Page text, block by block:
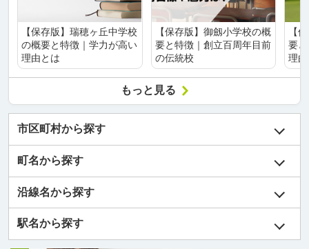
【保存版】瑞穂ヶ丘中学校
の概要と特徴｜学力が高い
理由とは
【保存版】御劔小学校の概
要と特徴｜創立百周年目前
の伝統校
【
要
理
もっと見る
市区町村から探す
町名から探す
沿線名から探す
駅名から探す